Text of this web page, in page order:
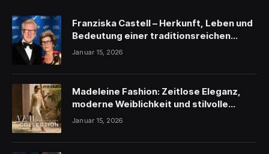
Franziska Castell – Herkunft, Leben und
Bedeutung einer traditionsreichen
Persönlichkeit
Januar 15, 2026
Madeleine Fashion: Zeitlose Eleganz,
moderne Weiblichkeit und stilvolle
Inspiration
Januar 15, 2026